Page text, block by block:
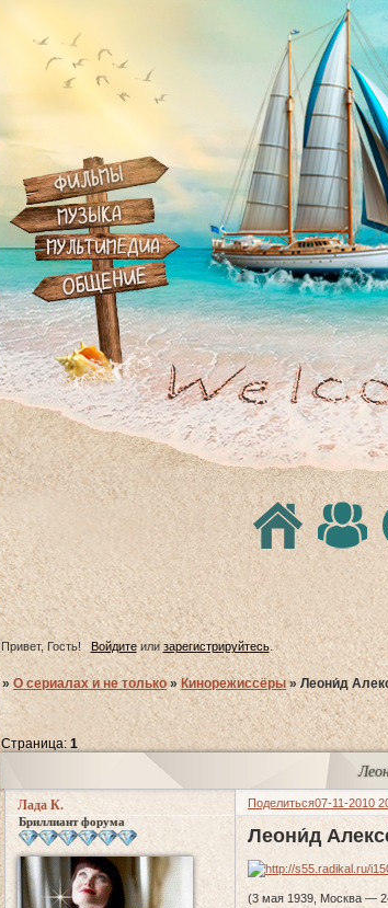
Привет, Гость! Войдитеилизарегистрируйтесь.
»О сериалах и не только »Кинорежиссёры »Леони́д
Страница:1
Поделиться07-11-2010
Лада К.
Бриллиант форума
Леони́д
(3 мая 1939, Москва —